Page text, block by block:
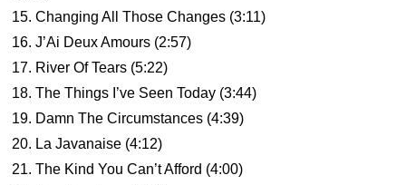
15. Changing All Those Changes (3:11)
16. J’Ai Deux Amours (2:57)
17. River Of Tears (5:22)
18. The Things I’ve Seen Today (3:44)
19. Damn The Circumstances (4:39)
20. La Javanaise (4:12)
21. The Kind You Can’t Afford (4:00)